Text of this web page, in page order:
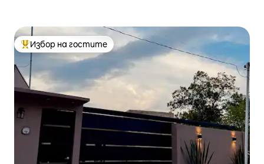
Най-популярен избор на гостите
Избор на гостите